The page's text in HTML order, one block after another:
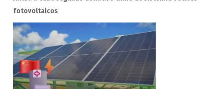
fotovoltaicos